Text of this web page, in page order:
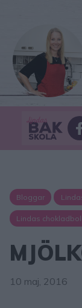
Bloggar
Lindas
10 maj, 2016